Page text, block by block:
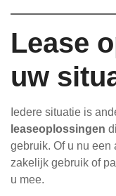
Lease
uw
Iedere situatie is
leaseoplossingen
gebruik. Of u nu
zakelijk gebruik of
u mee.